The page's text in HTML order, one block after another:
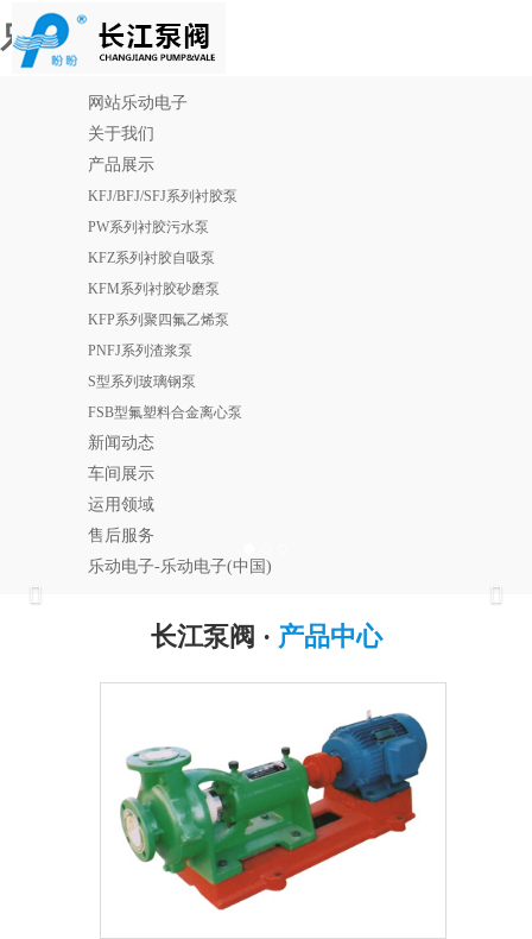
乐动电子
网站乐动电子
关于我们
产品展示
KFJ/BFJ/SFJ系列衬胶泵
PW系列衬胶污水泵
KFZ系列衬胶自吸泵
KFM系列衬胶砂磨泵
KFP系列聚四氟乙烯泵
PNFJ系列渣浆泵
S型系列玻璃钢泵
FSB型氟塑料合金离心泵
新闻动态
车间展示
运用领域
售后服务
乐动电子-乐动电子(中国)
Previous
长江泵阀 · 产品中心